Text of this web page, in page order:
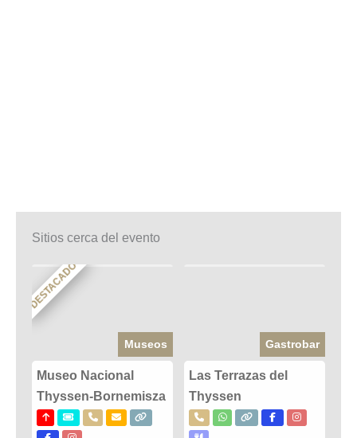
Sitios cerca del evento
DESTACADO
Museos
Museo Nacional
Thyssen-Bornemisza
Gastrobar
Las Terrazas del
Thyssen